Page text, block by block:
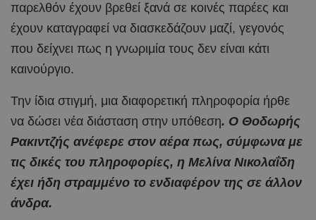
παρελθόν έχουν βρεθεί ξανά σε κοινές παρέες και
έχουν καταγραφεί να διασκεδάζουν μαζί, γεγονός
που δείχνει πως η γνωριμία τους δεν είναι κάτι
καινούργιο.
Την ίδια στιγμή, μια διαφορετική πληροφορία ήρθε
να δώσει νέα διάσταση στην υπόθεση. Ο Θοδωρής
Ρακιντζής ανέφερε στον αέρα πως, σύμφωνα με
τις δικές του πληροφορίες, η Μελίνα Νικολαΐδη
έχει ήδη στραμμένο το ενδιαφέρον της σε άλλον
άνδρα.